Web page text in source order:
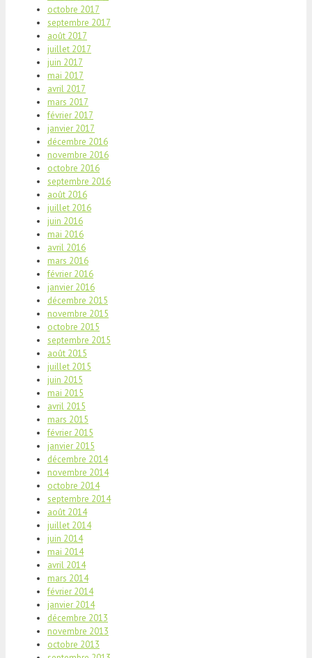
octobre 2017
septembre 2017
août 2017
juillet 2017
juin 2017
mai 2017
avril 2017
mars 2017
février 2017
janvier 2017
décembre 2016
novembre 2016
octobre 2016
septembre 2016
août 2016
juillet 2016
juin 2016
mai 2016
avril 2016
mars 2016
février 2016
janvier 2016
décembre 2015
novembre 2015
octobre 2015
septembre 2015
août 2015
juillet 2015
juin 2015
mai 2015
avril 2015
mars 2015
février 2015
janvier 2015
décembre 2014
novembre 2014
octobre 2014
septembre 2014
août 2014
juillet 2014
juin 2014
mai 2014
avril 2014
mars 2014
février 2014
janvier 2014
décembre 2013
novembre 2013
octobre 2013